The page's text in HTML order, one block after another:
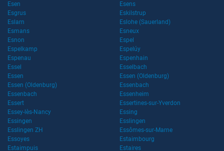
Esen
Esens
Esgrus
Eskilstrup
Eslarn
Eslohe (Sauerland)
Esmans
Esneux
Esnon
Espel
Espelkamp
Espelúy
Espenau
Espenhain
Essel
Esselbach
Essen
Essen (Oldenburg)
Essen (Oldenburg)
Essenbach
Essenbach
Essenheim
Essert
Essertines-sur-Yverdon
Essey-lès-Nancy
Essing
Essingen
Esslingen
Esslingen ZH
Essômes-sur-Marne
Essoyes
Estaimbourg
Estaimpuis
Estaires